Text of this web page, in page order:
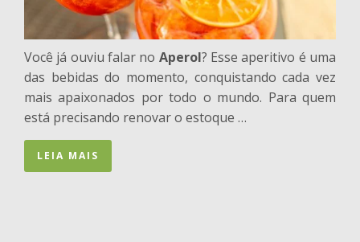
Você já ouviu falar no Aperol? Esse aperitivo é uma
das bebidas do momento, conquistando cada vez
mais apaixonados por todo o mundo. Para quem
está precisando renovar o estoque …
LEIA MAIS